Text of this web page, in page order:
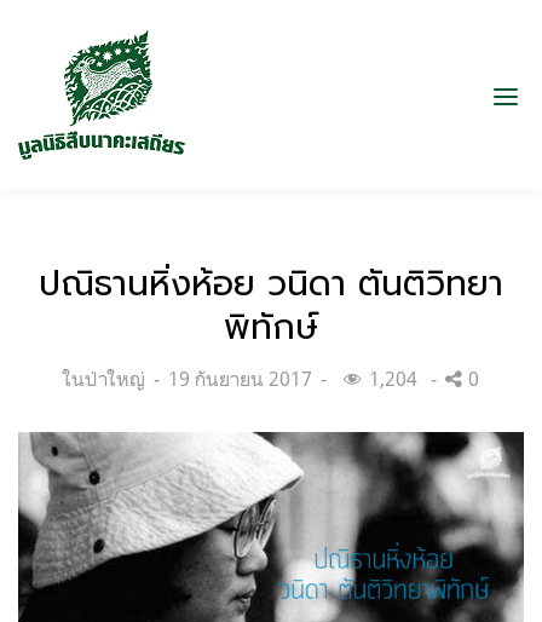
ปณิธานหิ่งห้อย วนิดา ตันติวิทยา
พิทักษ์
Categories:
ในป่าใหญ่
Posted
19 กันยายน 2017 1,204 0